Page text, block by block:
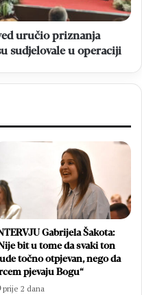
uručio priznanja
sudjelovale u operaciji
Gabrijela Šakota:
bit u tome da svaki ton
točno otpjevan, nego da
pjevaju Bogu“
prije 2 dana